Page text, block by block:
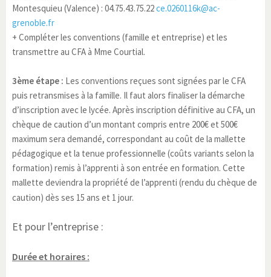
Montesquieu (Valence) : 04.75.43.75.22ce.0260116k@ac-
grenoble.fr
+ Compléter les conventions (famille et entreprise) et les
transmettre au CFA à Mme Courtial.
3ème étape : Les conventions reçues sont signées par le CFA
puis retransmises à la famille. Il faut alors finaliser la démarche
d’inscription avec le lycée. Après inscription définitive au CFA, un
chèque de caution d’un montant compris entre 200€ et 500€
maximum sera demandé, correspondant au coût de la mallette
pédagogique et la tenue professionnelle (coûts variants selon la
formation) remis à l’apprenti à son entrée en formation. Cette
mallette deviendra la propriété de l’apprenti (rendu du chèque de
caution) dès ses 15 ans et 1 jour.
Et pour l’entreprise :
Durée et horaires :